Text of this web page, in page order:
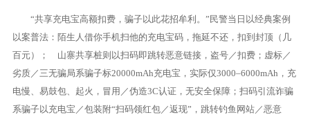
“共享充电宝高额扣费，骗子以此花招牟利。”民警当日以经典案例
以案普法：陌生人借你手机扫他的充电宝码，拖延不还，扣到封顶（几
百元）； 山寨共享桩则以扫码即跳转恶意链接，盗号／扣费；虚标／
劣质／三无骗局系骗子标20000mAh充电宝，实际仅3000–6000mAh，充
电慢、易鼓包、起火，冒用／伪造3C认证，无安全保障；扫码引流诈骗
系骗子以充电宝／包装附“扫码领红包／返现”，跳转钓鱼网站／恶意